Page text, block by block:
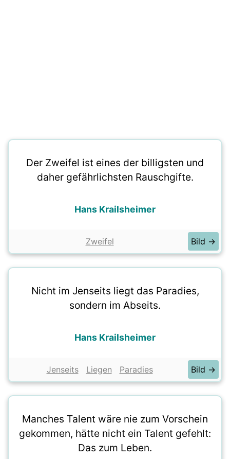
Der Zweifel ist eines der billigsten und
daher gefährlichsten Rauschgifte.
Hans Krailsheimer
Zweifel Bild →
Nicht im Jenseits liegt das Paradies,
sondern im Abseits.
Hans Krailsheimer
Jenseits Liegen Paradies Bild →
Manches Talent wäre nie zum Vorschein
gekommen, hätte nicht ein Talent gefehlt:
Das zum Leben.